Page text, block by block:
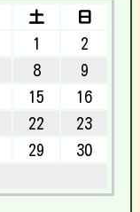
土
日
1
2
8
9
15
16
22
23
29
30